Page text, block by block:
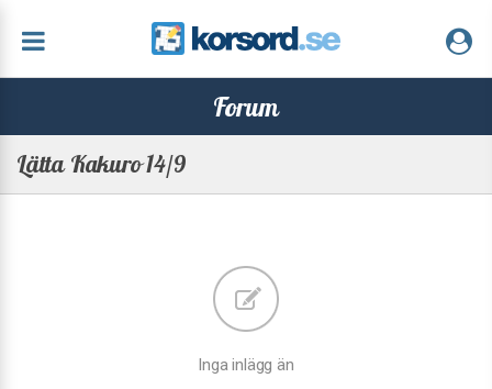
Forum
Lätta Kakuro 14/9
Inga inlägg än